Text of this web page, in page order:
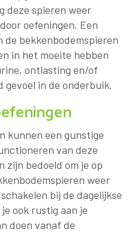
deze spieren weer
oefeningen. Een
bekkenbodemspieren
in het moeite hebben
ontlasting en/of
gevoel in de onderbuik.
kunnen een gunstige
van deze
zijn bedoeld om je op
weer
bij de dagelijkse
ook rustig aan je
doen vanaf de